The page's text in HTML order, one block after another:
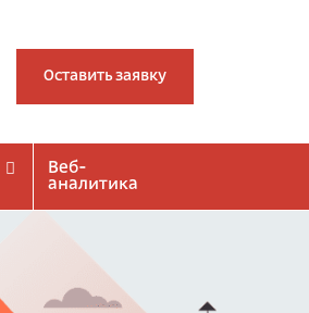
Оставить заявку
Веб-
аналитика